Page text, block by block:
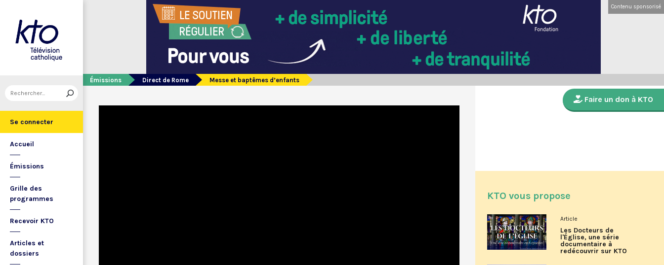
Se connecter
Accueil
Émissions
Grille des
programmes
Recevoir KTO
Articles et
dossiers
Contenu sponsorisé
Émissions Direct de Rome Messe et baptêmes d’enfants
Faire un don à KTO
KTO vous propose
Article
Les Docteurs de
l'Église, une série
documentaire à
redécouvrir sur KTO